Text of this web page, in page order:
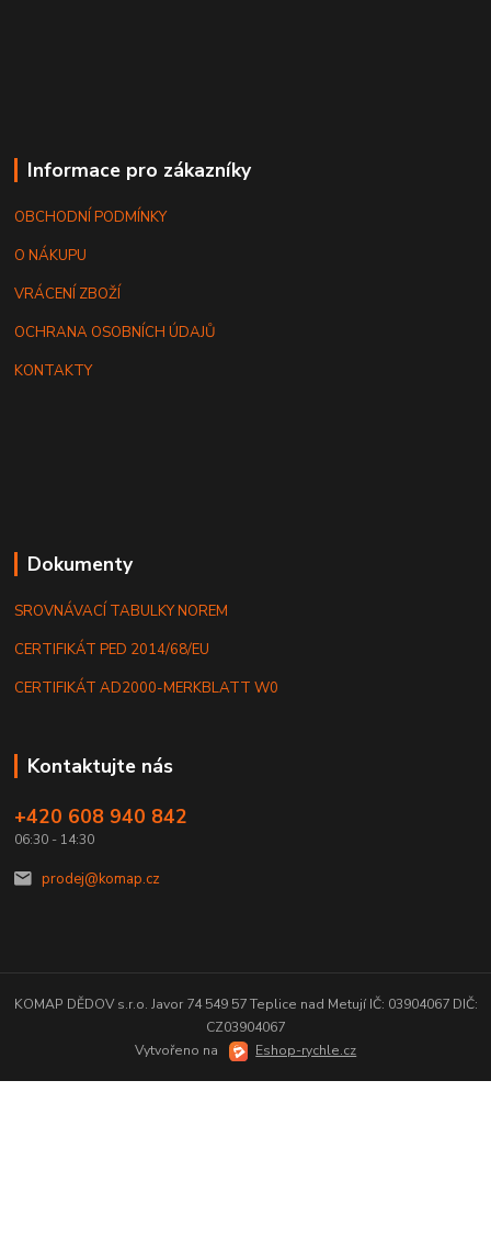
Informace pro zákazníky
OBCHODNÍ PODMÍNKY
O NÁKUPU
VRÁCENÍ ZBOŽÍ
OCHRANA OSOBNÍCH ÚDAJŮ
KONTAKTY
Dokumenty
SROVNÁVACÍ TABULKY NOREM
CERTIFIKÁT PED 2014/68/EU
CERTIFIKÁT AD2000-MERKBLATT W0
Kontaktujte nás
+420 608 940 842
06:30 - 14:30
prodej@komap.cz
KOMAP DĚDOV s.r.o. Javor 74 549 57 Teplice nad Metují IČ: 03904067 DIČ:
CZ03904067
Vytvořeno na
Eshop-rychle.cz